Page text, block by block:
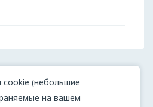
(небольшие
на вашем